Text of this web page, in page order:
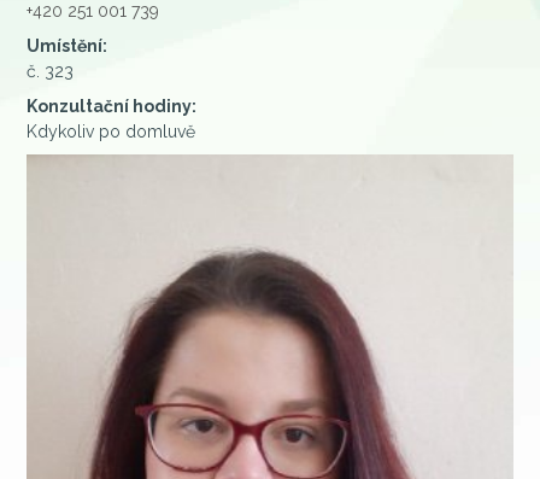
+420 251 001 739
Umístění:
č. 323
Konzultační hodiny:
Kdykoliv po domluvě